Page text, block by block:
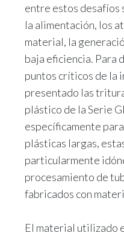
entre estos desafíos
la alimentación, los
material, la
baja eficiencia. Para
puntos críticos de la
presentado las
plástico de la Serie
específicamente
plásticas largas,
particularmente
procesamiento de
fabricados con
El material utilizado